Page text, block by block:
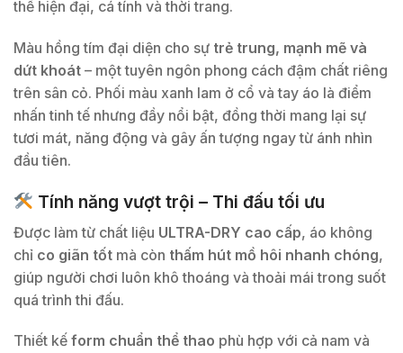
thể hiện đại, cá tính và thời trang.
Màu hồng tím đại diện cho sự trẻ trung, mạnh mẽ và
dứt khoát – một tuyên ngôn phong cách đậm chất riêng
trên sân cỏ. Phối màu xanh lam ở cổ và tay áo là điểm
nhấn tinh tế nhưng đầy nổi bật, đồng thời mang lại sự
tươi mát, năng động và gây ấn tượng ngay từ ánh nhìn
đầu tiên.
Tính năng vượt trội – Thi đấu tối ưu
Được làm từ chất liệu ULTRA-DRY cao cấp, áo không
chỉ co giãn tốt mà còn thấm hút mồ hôi nhanh chóng,
giúp người chơi luôn khô thoáng và thoải mái trong suốt
quá trình thi đấu.
Thiết kế form chuẩn thể thao phù hợp với cả nam và